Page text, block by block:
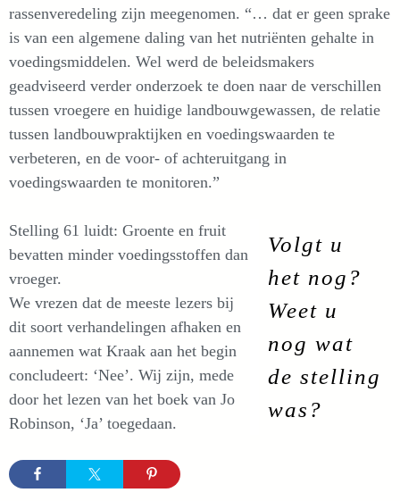
rassenveredeling zijn meegenomen. “… dat er geen sprake
is van een algemene daling van het nutriënten gehalte in
voedingsmiddelen. Wel werd de beleidsmakers
geadviseerd verder onderzoek te doen naar de verschillen
tussen vroegere en huidige landbouwgewassen, de relatie
tussen landbouwpraktijken en voedingswaarden te
verbeteren, en de voor- of achteruitgang in
voedingswaarden te monitoren.”
Volgt u
het nog?
Weet u
nog wat
de stelling
was?
Stelling 61 luidt: Groente en fruit
bevatten minder voedingsstoffen dan
vroeger.
We vrezen dat de meeste lezers bij
dit soort verhandelingen afhaken en
aannemen wat Kraak aan het begin
concludeert: ‘Nee’. Wij zijn, mede
door het lezen van het boek van Jo
Robinson, ‘Ja’ toegedaan.